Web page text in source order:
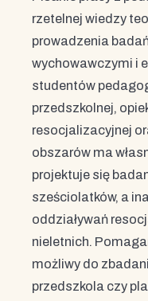
rzetelnej wiedzy
prowadzenia
wychowawczymi i
studentów
przedszkolnej,
resocjalizacyjnej
obszarów ma
projektuje się
sześciolatków, a
oddziaływań
nieletnich.
możliwy do
przedszkola czy